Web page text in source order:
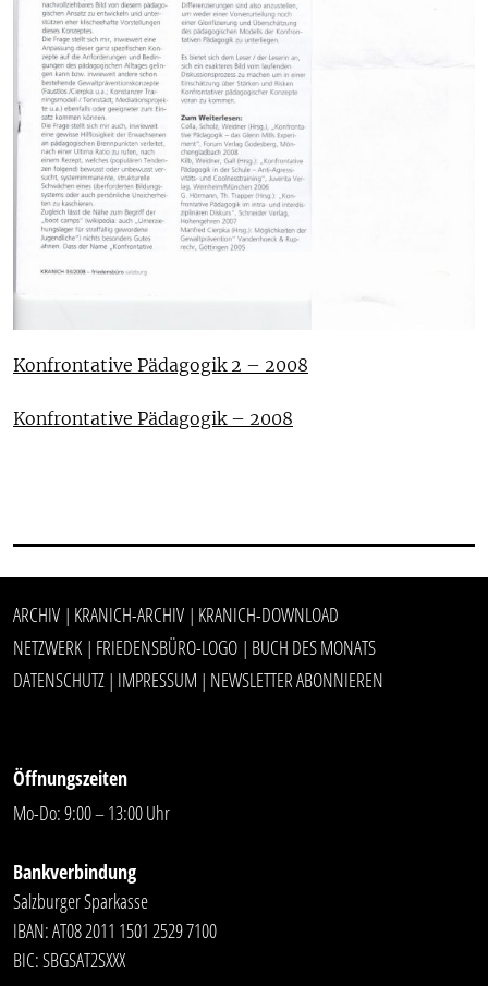
Konfrontative Pädagogik 2 – 2008
Konfrontative Pädagogik – 2008
ARCHIV | KRANICH-ARCHIV | KRANICH-DOWNLOAD
NETZWERK | FRIEDENSBÜRO-LOGO | BUCH DES MONATS
DATENSCHUTZ | IMPRESSUM | NEWSLETTER ABONNIEREN
Öffnungszeiten
Mo-Do: 9:00 – 13:00 Uhr
Bankverbindung
Salzburger Sparkasse
IBAN: AT08 2011 1501 2529 7100
BIC: SBGSAT2SXXX